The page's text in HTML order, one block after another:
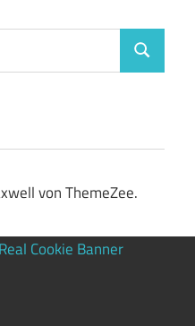
Suchen
von ThemeZee.
Cookie Banner